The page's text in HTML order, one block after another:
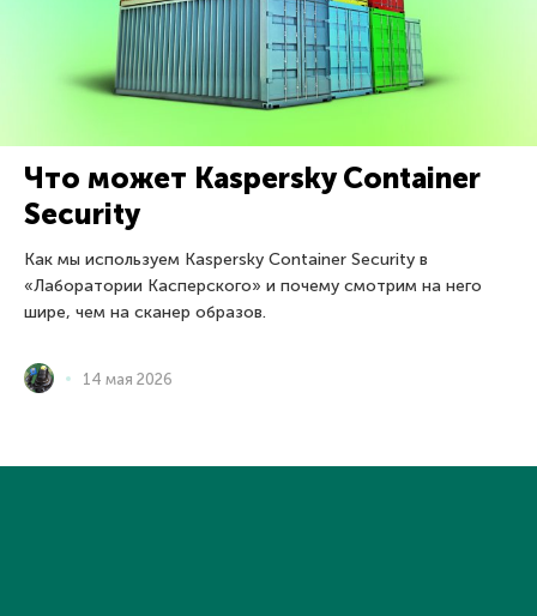
Что может Kaspersky Container
Security
Как мы используем Kaspersky Container Security в
«Лаборатории Касперского» и почему смотрим на него
шире, чем на сканер образов.
14 мая 2026